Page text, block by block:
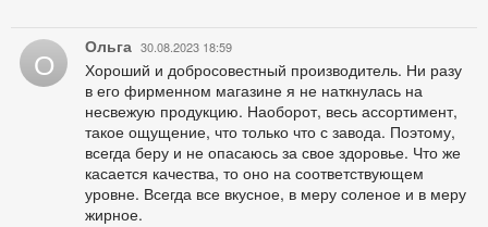
О Ольга 30.08.2023 18:59
Хороший и добросовестный производитель. Ни разу
в его фирменном магазине я не наткнулась на
несвежую продукцию. Наоборот, весь ассортимент,
такое ощущение, что только что с завода. Поэтому,
всегда беру и не опасаюсь за свое здоровье. Что же
касается качества, то оно на соответствующем
уровне. Всегда все вкусное, в меру соленое и в меру
жирное.